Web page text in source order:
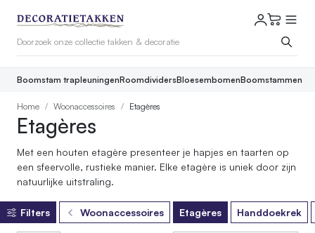
Boomstam trapleuningenRoomdividersBloesembomenBoomstammen
Home Woonaccessoires Etagères
Etagères
Met een houten etagère presenteer je hapjes en taarten op
een sfeervolle, rustieke manier. Elke etagère is uniek door zijn
natuurlijke uitstraling.
Filters Woonaccessoires Etagères Handdoekrek